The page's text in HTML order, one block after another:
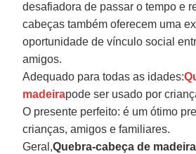
desafiadora de passar o tempo e
cabeças também oferecem uma
oportunidade de vínculo social
amigos.
Adequado para todas as idades:
madeirapode ser usado por
O presente perfeito: é um ótimo
crianças, amigos e familiares.
Geral,Quebra-cabeça de madeira